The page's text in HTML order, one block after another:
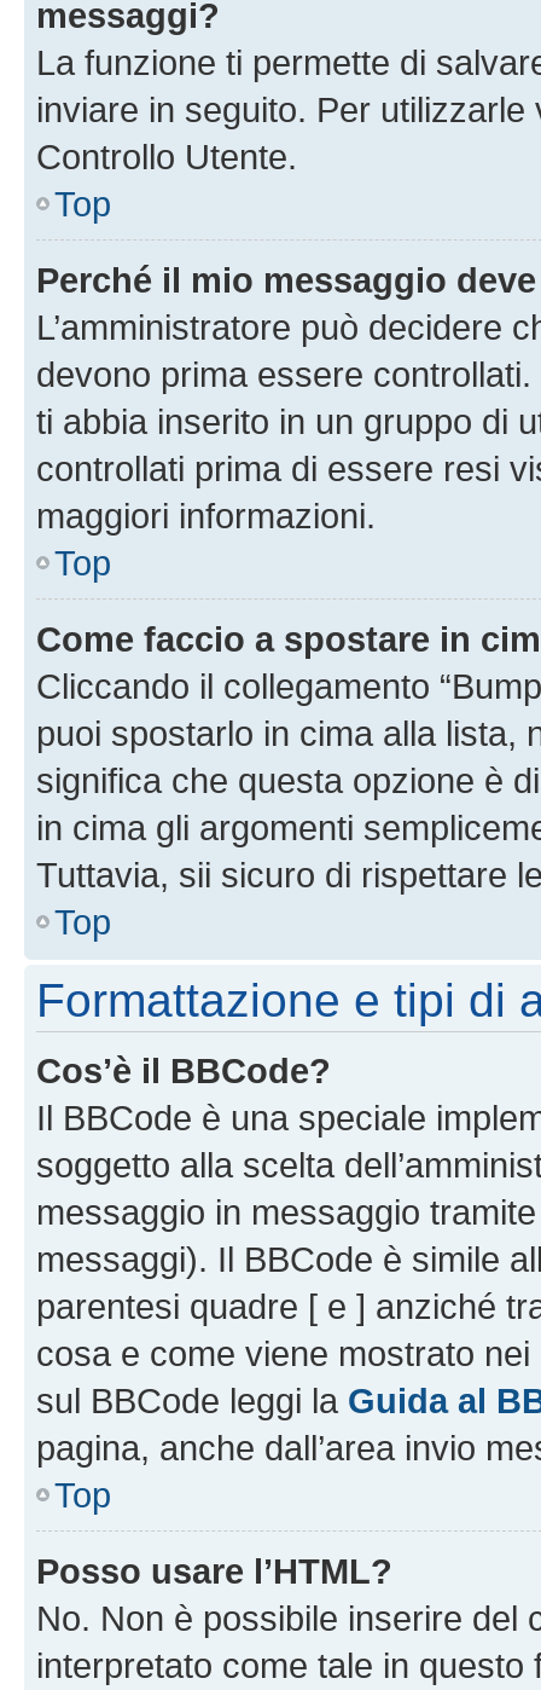
messaggi?
La funzione ti permette di
inviare in seguito. Per utilizzarle
Controllo Utente.
Top
Perché il mio messaggio
L’amministratore può decidere
devono prima essere
ti abbia inserito in un gruppo di
controllati prima di essere resi
maggiori informazioni.
Top
Come faccio a spostare in
Cliccando il collegamento
puoi spostarlo in cima alla lista,
significa che questa opzione è
in cima gli argomenti
Tuttavia, sii sicuro di rispettare
Top
Formattazione e tipi di
Cos’è il BBCode?
Il BBCode è una speciale
soggetto alla scelta
messaggio in messaggio
messaggi). Il BBCode è simile
parentesi quadre [ e ] anziché
cosa e come viene mostrato
sul BBCode leggi la Guida al
pagina, anche dall’area invio
Top
Posso usare l’HTML?
No. Non è possibile inserire del
interpretato come tale in